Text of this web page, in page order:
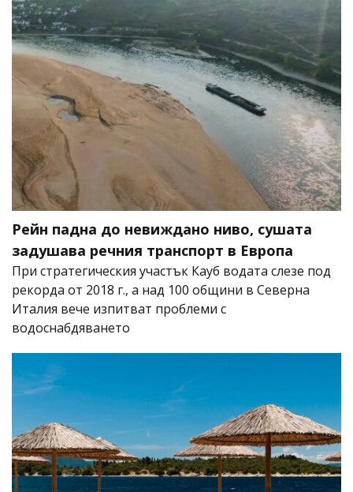
Рейн падна до невиждано ниво, сушата
задушава речния транспорт в Европа
При стратегическия участък Кауб водата слезе под
рекорда от 2018 г., а над 100 общини в Северна
Италия вече изпитват проблеми с
водоснабдяването